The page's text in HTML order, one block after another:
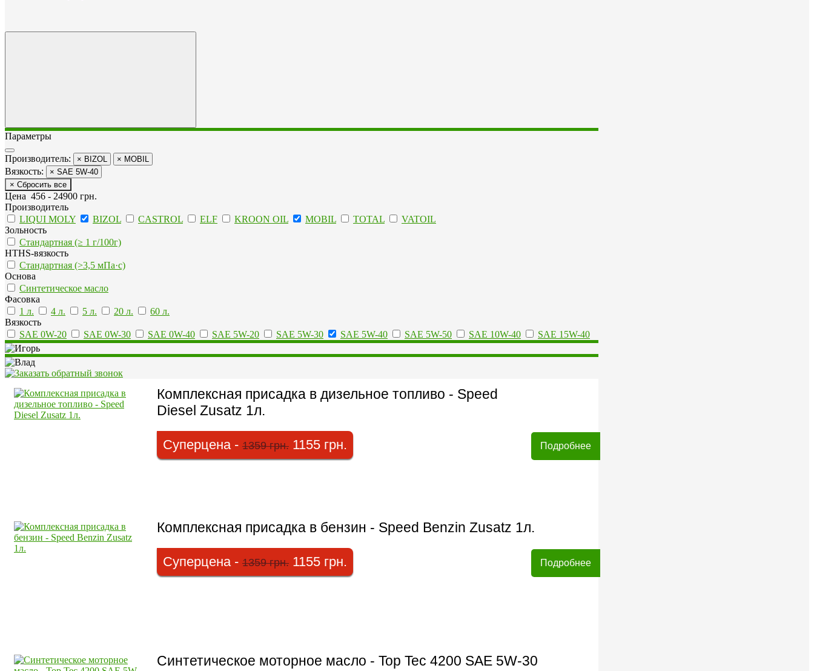
Параметры
Производитель: × BIZOL × MOBIL
Вязкость:
× SAE 5W-40
× Сбросить все
Цена 456 - 24900 грн.
Производитель
LIQUI MOLY
BIZOL CASTROL ELF KROON OIL MOBIL TOTAL
VATOIL
Зольность
Стандартная (≥ 1 г/100г)
HTHS-вязкость
Стандартная (>3,5 мПа·с)
Основа
Синтетическое масло
Фасовка
1 л.
4 л. 5 л. 20 л.
60 л.
Вязкость
SAE 0W-20
SAE 0W-30 SAE 0W-40 SAE 5W-20 SAE 5W-30 SAE 5W-40 SAE 5W-50 SAE 10W-40 SAE 15W-40
Комплексная присадка в дизельное топливо - Speed
Diesel Zusatz 1л.
Суперцена - 1359 грн. 1155 грн. Подробнее
Комплексная присадка в бензин - Speed Benzin Zusatz 1л.
Суперцена - 1359 грн. 1155 грн. Подробнее
Синтетическое моторное масло - Top Tec 4200 SAE 5W-30